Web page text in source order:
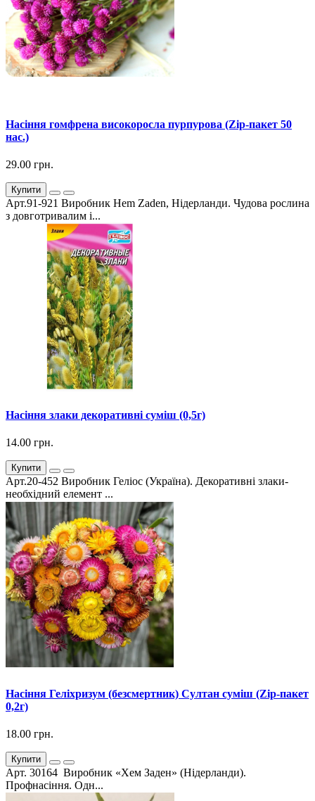
Насіння гомфрена високоросла пурпурова (Zip-пакет 50
нас.)
29.00 грн.
Купити
Арт.91-921 Виробник Hem Zaden, Нідерланди. Чудова рослина
з довготривалим і...
Насіння злаки декоративні суміш (0,5г)
14.00 грн.
Купити
Арт.20-452 Виробник Геліос (Україна). Декоративні злаки-
необхідний елемент ...
Насіння Геліхризум (безсмертник) Султан суміш (Zip-пакет
0,2г)
18.00 грн.
Купити
Арт. 30164 Виробник «Хем Заден» (Нідерланди).
Профнасіння. Одн...